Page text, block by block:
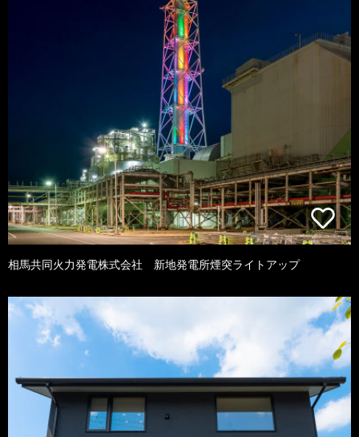
相馬共同火力発電株式会社 新地発電所煙突ライトアップ